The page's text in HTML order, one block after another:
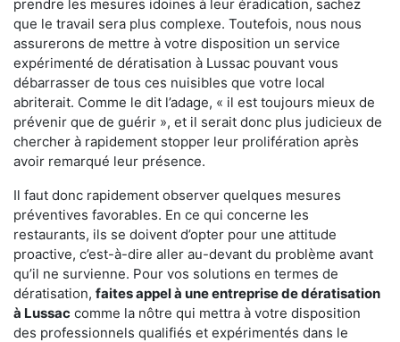
prendre les mesures idoines à leur éradication, sachez
que le travail sera plus complexe. Toutefois, nous nous
assurerons de mettre à votre disposition un service
expérimenté de dératisation à Lussac pouvant vous
débarrasser de tous ces nuisibles que votre local
abriterait. Comme le dit l’adage, « il est toujours mieux de
prévenir que de guérir », et il serait donc plus judicieux de
chercher à rapidement stopper leur prolifération après
avoir remarqué leur présence.
Il faut donc rapidement observer quelques mesures
préventives favorables. En ce qui concerne les
restaurants, ils se doivent d’opter pour une attitude
proactive, c’est-à-dire aller au-devant du problème avant
qu’il ne survienne. Pour vos solutions en termes de
dératisation, faites appel à une entreprise de dératisation
à Lussac comme la nôtre qui mettra à votre disposition
des professionnels qualifiés et expérimentés dans le